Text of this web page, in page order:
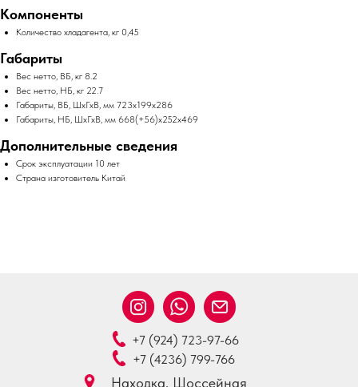
Компоненты
Количество хладагента, кг 0,45
Габариты
Вес нетто, ВБ, кг 8.2
Вес нетто, НБ, кг 22.7
Габариты, ВБ, ШхГхВ, мм 723х199х286
Габариты, НБ, ШхГхВ, мм 668(+56)х252х469
Дополнительные сведения
Срок эксплуатации 10 лет
Страна изготовитель Китай
+7 (4236) 799-766
+7 (924) 723-97-66
Находка, Шоссейная